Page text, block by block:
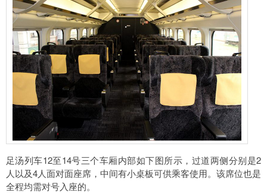
足汤列车12至14号三个车厢内部如下图所示，过道两侧分别是2
人以及4人面对面座席，中间有小桌板可供乘客使用。该席位也是
全程均需对号入座的。